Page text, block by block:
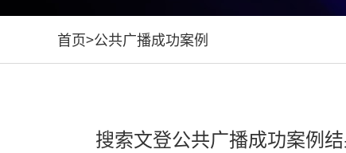
首页>公共广播成功案例
搜索文登公共广播成功案例